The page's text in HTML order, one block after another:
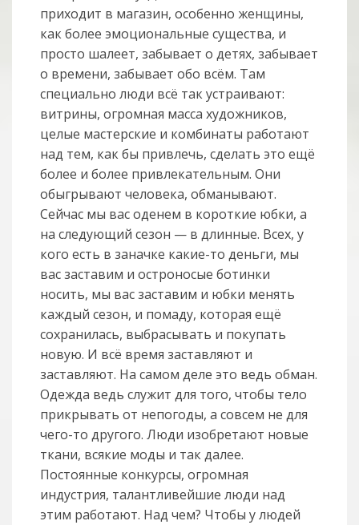
приходит в магазин, особенно женщины,
как более эмоциональные существа, и
просто шалеет, забывает о детях, забывает
о времени, забывает обо всём. Там
специально люди всё так устраивают:
витрины, огромная масса художников,
целые мастерские и комбинаты работают
над тем, как бы привлечь, сделать это ещё
более и более привлекательным. Они
обыгрывают человека, обманывают.
Сейчас мы вас оденем в короткие юбки, а
на следующий сезон — в длинные. Всех, у
кого есть в заначке какие-то деньги, мы
вас заставим и остроносые ботинки
носить, мы вас заставим и юбки менять
каждый сезон, и помаду, которая ещё
сохранилась, выбрасывать и покупать
новую. И всё время заставляют и
заставляют. На самом деле это ведь обман.
Одежда ведь служит для того, чтобы тело
прикрывать от непогоды, а совсем не для
чего-то другого. Люди изобретают новые
ткани, всякие моды и так далее.
Постоянные конкурсы, огромная
индустрия, талантливейшие люди над
этим работают. Над чем? Чтобы у людей